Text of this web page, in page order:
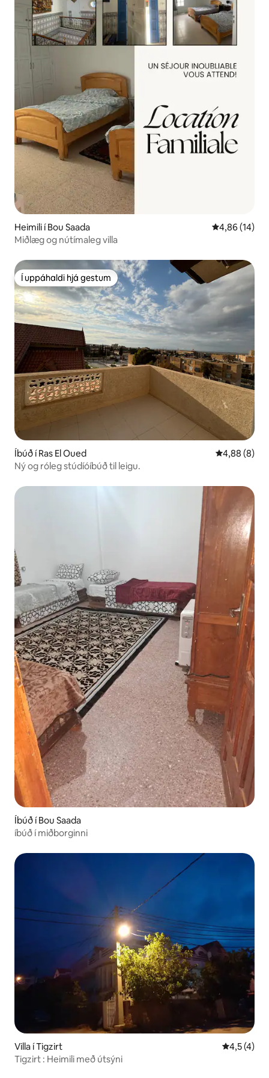
Heimili í Bou Saada 4,86 af 5 í
4,86 (14)
Miðlæg og nútímaleg villa
Í uppáhaldi hjá gestum
Í uppáhaldi hjá gestum
Íbúð í Ras El Oued 4,88 af 5 í
4,88 (8)
Ný og róleg stúdíóíbúð til leigu.
Íbúð í Bou Saada
íbúð í miðborginni
Villa í Tigzirt 4,5 af 5 í
4,5 (4)
Tigzirt : Heimili með útsýni